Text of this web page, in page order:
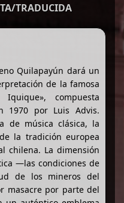
TRADUCIDA
Quilapayún dará un
de la famosa
compuesta
1970 por Luis Advis.
de música clásica, la
la tradición europea
chilena. La dimensión
—las condiciones de
de los mineros del
masacre por parte del